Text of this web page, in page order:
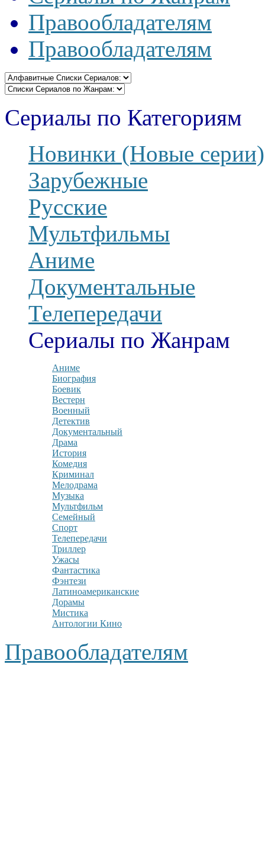
Правообладателям
Правообладателям
Сериалы по Категориям
Новинки (Новые серии)
Зарубежные
Русские
Мультфильмы
Аниме
Документальные
Телепередачи
Сериалы по Жанрам
Аниме
Биография
Боевик
Вестерн
Военный
Детектив
Документальный
Драма
История
Комедия
Криминал
Мелодрама
Музыка
Мультфильм
Семейный
Спорт
Телепередачи
Триллер
Ужасы
Фантастика
Фэнтези
Латиноамериканские
Дорамы
Мистика
Антологии Кино
Правообладателям